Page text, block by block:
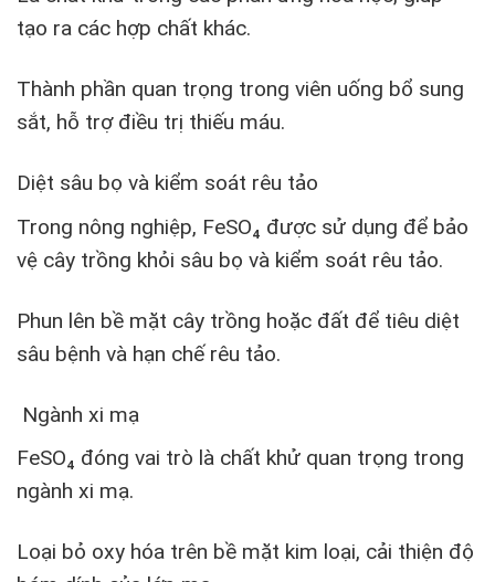
tạo ra các hợp chất khác.
Thành phần quan trọng trong viên uống bổ sung
sắt, hỗ trợ điều trị thiếu máu.
Diệt sâu bọ và kiểm soát rêu tảo
Trong nông nghiệp, FeSO₄ được sử dụng để bảo
vệ cây trồng khỏi sâu bọ và kiểm soát rêu tảo.
Phun lên bề mặt cây trồng hoặc đất để tiêu diệt
sâu bệnh và hạn chế rêu tảo.
Ngành xi mạ
FeSO₄ đóng vai trò là chất khử quan trọng trong
ngành xi mạ.
Loại bỏ oxy hóa trên bề mặt kim loại, cải thiện độ